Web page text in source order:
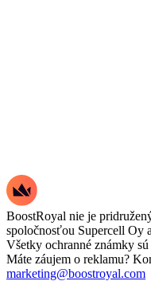
BoostRoyal nie je
spoločnosťou Supercell Oy
Všetky ochranné známky
Máte záujem o reklamu?
marketing@boostroyal.com